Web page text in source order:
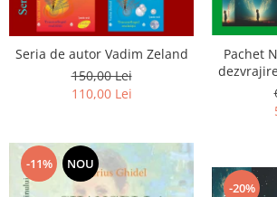
Seria de autor Vadim Zeland
150,00 Lei
110,00 Lei
Pachet
și
-11% NOU
-20%